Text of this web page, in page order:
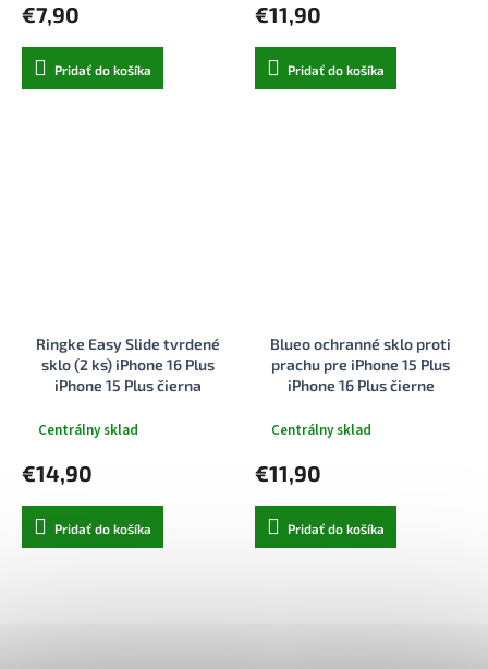
€7,90
Pridať do košíka
€11,90
Pridať do košíka
Ringke Easy Slide tvrdené
sklo (2 ks) iPhone 16 Plus
iPhone 15 Plus čierna
Centrálny sklad
€14,90
Pridať do košíka
Blueo ochranné sklo proti
prachu pre iPhone 15 Plus
iPhone 16 Plus čierne
Centrálny sklad
€11,90
Pridať do košíka